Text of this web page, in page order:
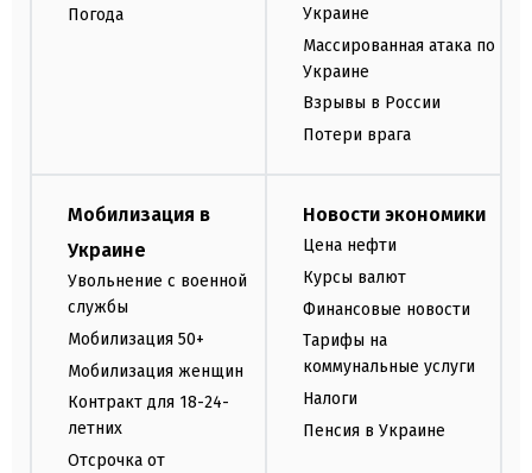
Погода
Украине
Массированная атака по
Украине
Взрывы в России
Потери врага
Мобилизация в
Украине
Увольнение с военной
службы
Мобилизация 50+
Мобилизация женщин
Контракт для 18-24-
летних
Отсрочка от
Новости экономики
Цена нефти
Курсы валют
Финансовые новости
Тарифы на
коммунальные услуги
Налоги
Пенсия в Украине